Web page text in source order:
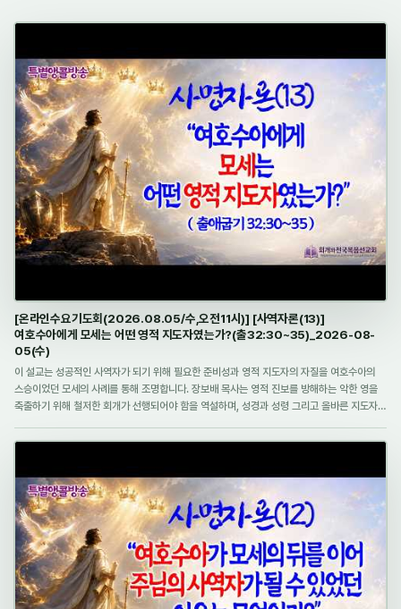
[온라인수요기도회(2026.08.05/수,오전11시)] [사역자론(13)]
여호수아에게 모세는 어떤 영적 지도자였는가?(출32:30~35)_2026-08-
05(수)
이 설교는 성공적인 사역자가 되기 위해 필요한 준비성과 영적 지도자의 자질을 여호수아의
스승이었던 모세의 사례를 통해 조명합니다. 장보배 목사는 영적 진보를 방해하는 악한 영을
축출하기 위해 철저한 회개가 선행되어야 함을 역설하며, 성경과 성령 그리고 올바른 지도자를
일관성, 자기희생, 책임감, 온유함,…